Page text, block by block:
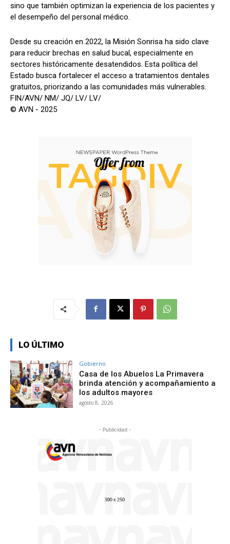
sino que también optimizan la experiencia de los pacientes y
el desempeño del personal médico.
Desde su creación en 2022, la Misión Sonrisa ha sido clave
para reducir brechas en salud bucal, especialmente en
sectores históricamente desatendidos. Esta política del
Estado busca fortalecer el acceso a tratamientos dentales
gratuitos, priorizando a las comunidades más vulnerables.
FIN/AVN/ NM/ JQ/ LV/ LV/
© AVN - 2025
LO ÚLTIMO
Gobierno
Casa de los Abuelos La Primavera
brinda atención y acompañamiento a
los adultos mayores
agosto 8, 2026
- Publicidad -